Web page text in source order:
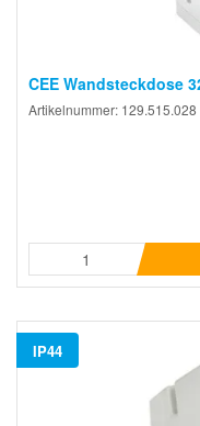
CEE Wandsteckdose
Artikelnummer: 129.515.028
IP44